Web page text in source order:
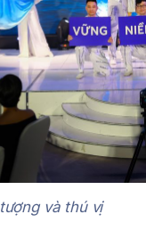
và thú vị